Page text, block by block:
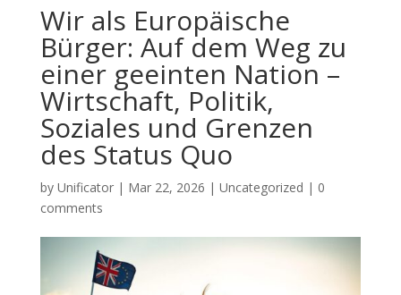
Wir als Europäische
Bürger: Auf dem Weg zu
einer geeinten Nation –
Wirtschaft, Politik,
Soziales und Grenzen
des Status Quo
by Unificator| Mar 22, 2026 | Uncategorized | 0
comments